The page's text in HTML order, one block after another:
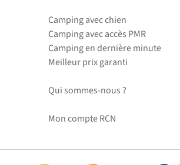
Camping avec chien
Camping avec accès PMR
Camping en dernière minute
Meilleur prix garanti
Qui sommes-nous ?
Mon compte RCN